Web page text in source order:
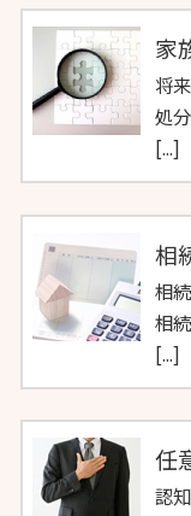
家
将
処
[...]
相
相
相
[...]
任
認